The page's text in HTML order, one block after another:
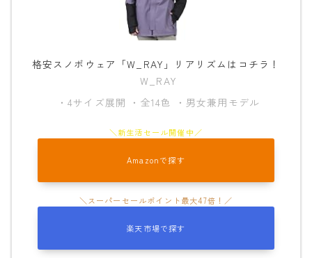
格安スノボウェア「W_RAY」リアリズムはコチラ！
W_RAY
・4サイズ展開 ・全14色 ・男女兼用モデル
Amazonで探す
楽天市場で探す